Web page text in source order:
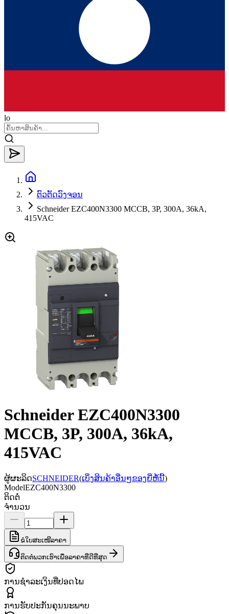
lo
ຕົວຕັດວົງຈອນ
Schneider EZC400N3300 MCCB, 3P, 300A, 36kA,
415VAC
Schneider EZC400N3300
MCCB, 3P, 300A, 36kA,
415VAC
ຜູ້ຜະລິດSCHNEIDER(ເບິ່ງສິນຄ້າອື່ນໆຂອງຍີ່ຫໍ້ນີ້)
ModelEZC400N3300
ຕິດຕໍ່
ຈຳນວນ
ຂໍໃບສະເໜີລາຄາ
ຕິດຕໍ່ພວກເຮົາເພື່ອລາຄາທີ່ດີທີ່ສຸດ
ການຊຳລະເງິນທີ່ປອດໄພ
ການຮັບປະກັນຄຸນນະພາບ